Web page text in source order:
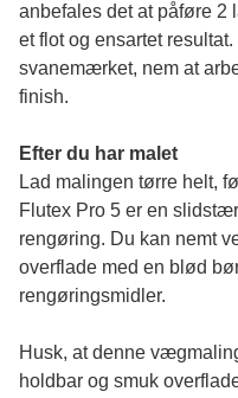
anbefales det at påføre 2
et flot og ensartet
svanemærket, nem at
finish.
Efter du har malet
Lad malingen tørre helt,
Flutex Pro 5 er en
rengøring. Du kan nemt
overflade med en blød
rengøringsmidler.
Husk, at denne
holdbar og smuk